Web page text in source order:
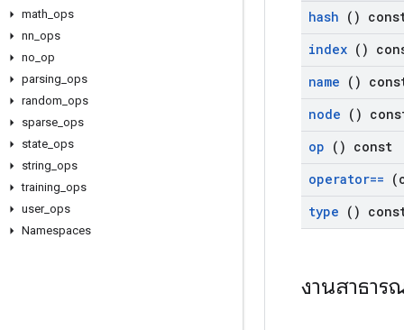
math ops
nn ops
no op
parsing ops
random ops
sparse ops
state ops
string ops
training ops
user_ ops
Namespaces
hash ()
index ()
name ()
node ()
op () const
operator==
type ()
งานสาธาร